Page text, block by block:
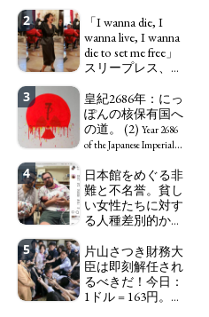
ワーカー、ソーシ
ャルワーカーと同
じ、アートワーカ
ーになる。We have
word "artist" into the
word "Art Worker"
(similar to "Essential
Worker", "Sex Worker" or
2
「I wanna die, I
wanna live, I wanna
die to set me free」
スリープレス、セ
で、自己憐憫に浸
る日本人女性サナ
エ：道標としての
破壊。"I wanna die, I
set me free" - Sanae, a
Japanese woman who is
sleepless, sexless, depressive
and wallowing in self-
guidepost.
3
皇紀2686年：にっ
ぽんの核保有国へ
の道。 (2) Year 2686
of the Japanese Imperial
Becoming a Nuclear
Power. (2)
4
日本館をめぐる非
難と不名誉。貧し
い女性たちに対す
る人種差別的かつ
取。保守的な日本
の家父長制の強
化。戸籍制度の強
化。差別的な血統
5
片山さつき財務大
臣は即刻解任され
るべきだ！今日：
1ドル = 163円。に